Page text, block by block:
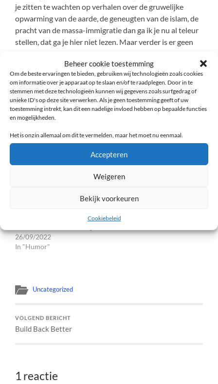
Beheer cookie toestemming
Om de beste ervaringen te bieden, gebruiken wij technologieën zoals cookies
om informatie over je apparaat op te slaan en/of te raadplegen. Door in te
stemmen met deze technologieën kunnen wij gegevens zoals surfgedrag of
unieke ID's op deze site verwerken. Als je geen toestemming geeft of uw
toestemming intrekt, kan dit een nadelige invloed hebben op bepaalde functies
en mogelijkheden.
Het is onzin allemaal om dit te vermelden, maar het moet nu eenmaal.
Accepteren
Weigeren
Bekijk voorkeuren
Cookiebeleid
je zitten te wachten op verhalen over de gruwelijke
opwarming van de aarde, de geneugten van de islam, de
pracht van de massa-immigratie dan ga ik je nu al teleur
stellen, dat ga je hier niet lezen. Maar verder is er geen
Kortom: bookmark deze site (doen mensen dat nog?), of
volg me op Twitter, waar ik nieuwe content natuurlijk
netjes zal delen. Vragen, verzoekjes en andere leuke
dingen zijn altijd welkom in de comments. Of per e-mail
(gebruiken mensen dat nog) via
Groeten van uw aller Visionair des Vaderlands!
29/02/2024
26/09/2022
In "Humor"
Uncategorized
VOLGEND BERICHT
Build Back Better
1 reactie